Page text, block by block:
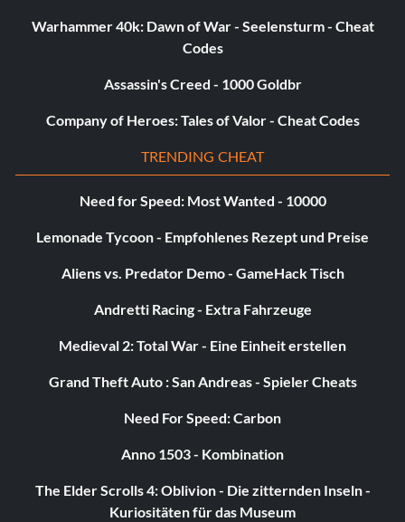
Belohnung: 25 Punkte
Mehr Glück beim nächsten Mal
Belohnung: 25 Punkte
getrieben
Belohnung: 25 Punkte
Zielsetzung: Online gegen einen anderen Spieler verloren
Belohnung: 25 Punkte
Warhammer 40k: Dawn of War - Seelensturm - Cheat
Codes
Assassin's Creed - 1000 Goldbr
Company of Heroes: Tales of Valor - Cheat Codes
TRENDING CHEAT
Need for Speed: Most Wanted - 10000
Lemonade Tycoon - Empfohlenes Rezept und Preise
Aliens vs. Predator Demo - GameHack Tisch
Andretti Racing - Extra Fahrzeuge
Medieval 2: Total War - Eine Einheit erstellen
Grand Theft Auto : San Andreas - Spieler Cheats
Need For Speed: Carbon
Anno 1503 - Kombination
The Elder Scrolls 4: Oblivion - Die zitternden Inseln -
Kuriositäten für das Museum